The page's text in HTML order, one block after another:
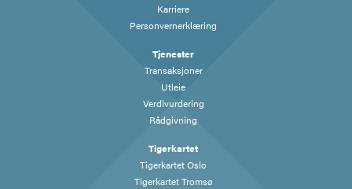
Karriere
Personvernerklæring
Tjenester
Transaksjoner
Utleie
Verdivurdering
Rådgivning
Tigerkartet
Tigerkartet Oslo
Tigerkartet Tromsø